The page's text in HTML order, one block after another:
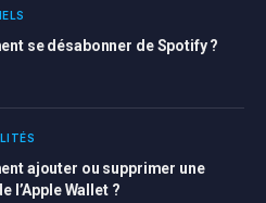
se désabonner de Spotify ?
ajouter ou supprimer une
l’Apple Wallet ?